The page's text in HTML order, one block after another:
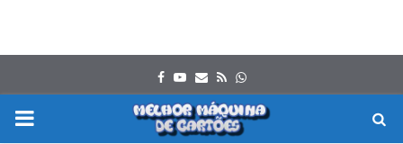
Facebook
Youtube
Email
RssWhatsapp
PRIMARY